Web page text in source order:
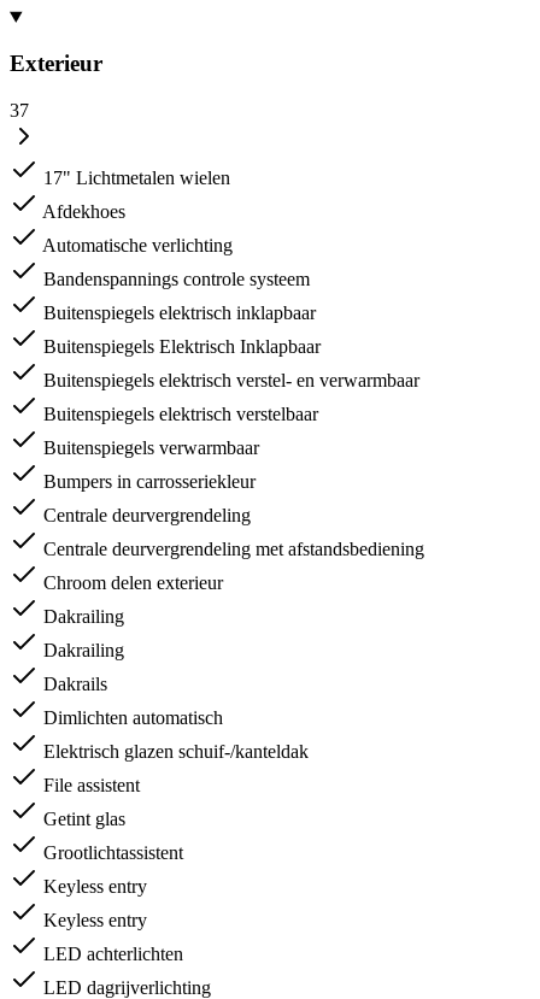
Exterieur
37
17" Lichtmetalen wielen
Afdekhoes
Automatische verlichting
Bandenspannings controle systeem
Buitenspiegels elektrisch inklapbaar
Buitenspiegels Elektrisch Inklapbaar
Buitenspiegels elektrisch verstel- en verwarmbaar
Buitenspiegels elektrisch verstelbaar
Buitenspiegels verwarmbaar
Bumpers in carrosseriekleur
Centrale deurvergrendeling
Centrale deurvergrendeling met afstandsbediening
Chroom delen exterieur
Dakrailing
Dakrailing
Dakrails
Dimlichten automatisch
Elektrisch glazen schuif-/kanteldak
File assistent
Getint glas
Grootlichtassistent
Keyless entry
Keyless entry
LED achterlichten
LED dagrijverlichting